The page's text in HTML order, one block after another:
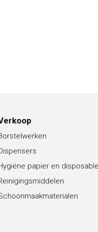
papier en